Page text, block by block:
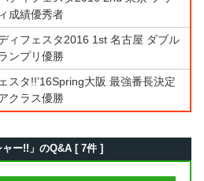
成績優秀者
ィフェスタ2016 1st 名古屋 ダブル
ンプリ優勝
スタ!!’16Spring大阪 最強番長決定
クラス優勝
ャー!!」のQ&A [ 7件 ]